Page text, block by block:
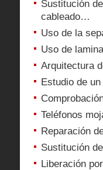
Sustitución
cableado…
Uso de la
Uso de
Arquitectura
Estudio de
Teléfonos
Reparación
Sustitución
Liberación